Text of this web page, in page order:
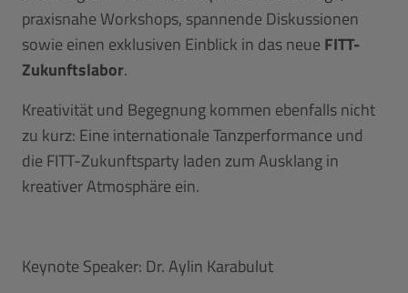
praxisnahe Workshops, spannende Diskussionen
sowie einen exklusiven Einblick in das neue FITT-
Zukunftslabor.
Kreativität und Begegnung kommen ebenfalls nicht
zu kurz: Eine internationale Tanzperformance und
die FITT-Zukunftsparty laden zum Ausklang in
kreativer Atmosphäre ein.
Keynote Speaker: Dr. Aylin Karabulut